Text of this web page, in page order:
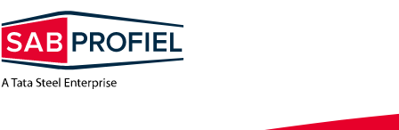
Inhalt
springen